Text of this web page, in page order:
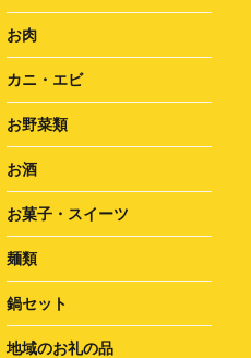
お肉
カニ・エビ
お野菜類
お酒
お菓子・スイーツ
麺類
鍋セット
地域のお礼の品